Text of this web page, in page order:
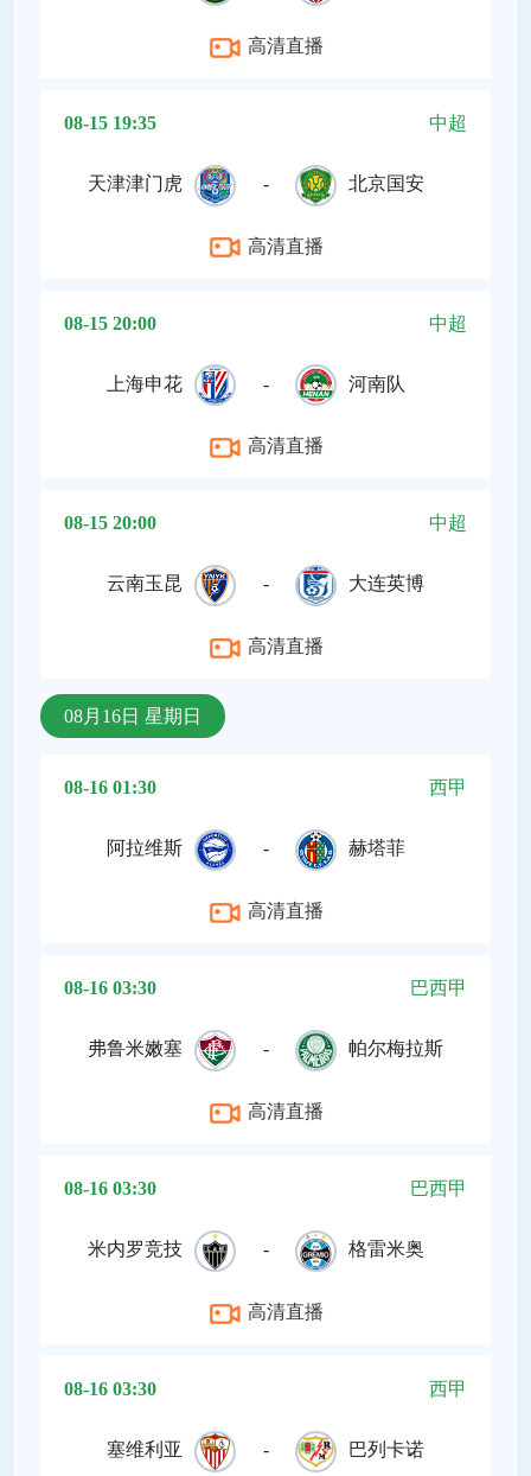
高清直播
08-15 19:35 中超
天津津门虎 - 北京国安
高清直播
08-15 20:00 中超
上海申花 - 河南队
高清直播
08-15 20:00 中超
云南玉昆 - 大连英博
高清直播
08月16日 星期日
08-16 01:30 西甲
阿拉维斯 - 赫塔菲
高清直播
08-16 03:30 巴西甲
弗鲁米嫩塞 - 帕尔梅拉斯
高清直播
08-16 03:30 巴西甲
米内罗竞技 - 格雷米奥
高清直播
08-16 03:30 西甲
塞维利亚 - 巴列卡诺